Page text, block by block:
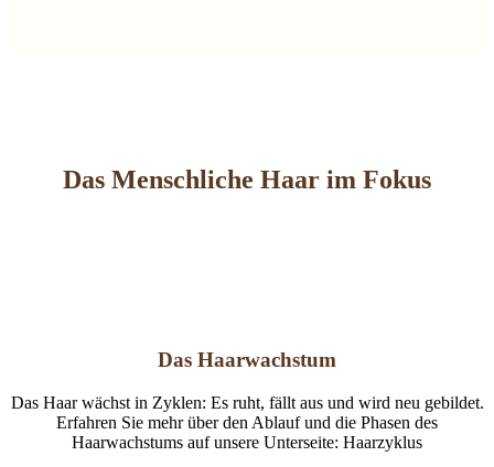
Das Menschliche Haar im Fokus
Das Haarwachstum
Das Haar wächst in Zyklen: Es ruht, fällt aus und wird neu gebildet.
Erfahren Sie mehr über den Ablauf und die Phasen des
Haarwachstums auf unsere Unterseite: Haarzyklus